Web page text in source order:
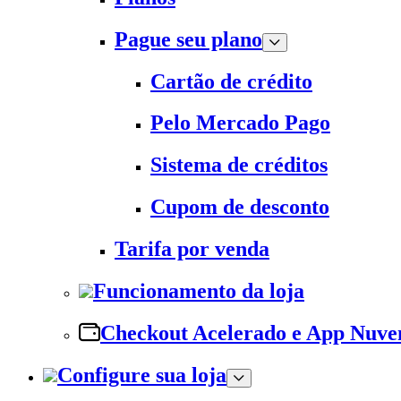
Pague seu plano
Cartão de crédito
Pelo Mercado Pago
Sistema de créditos
Cupom de desconto
Tarifa por venda
Funcionamento da loja
Checkout Acelerado e App
Configure sua loja